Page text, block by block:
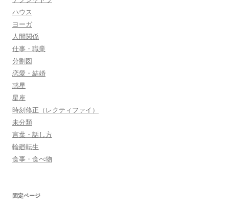
ハウス
ヨーガ
人間関係
仕事・職業
分割図
恋愛・結婚
惑星
星座
時刻修正（レクティファイ）
未分類
言葉・話し方
輪廻転生
食事・食べ物
固定ページ